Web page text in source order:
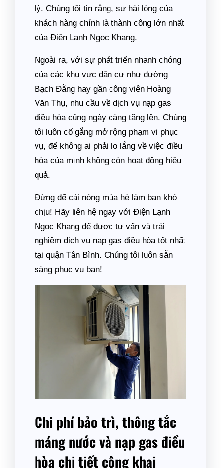
lý. Chúng tôi tin rằng, sự hài lòng của
khách hàng chính là thành công lớn nhất
của Điện Lạnh Ngọc Khang.
Ngoài ra, với sự phát triển nhanh chóng
của các khu vực dân cư như đường
Bạch Đằng hay gần công viên Hoàng
Văn Thụ, nhu cầu về dịch vụ nạp gas
điều hòa cũng ngày càng tăng lên. Chúng
tôi luôn cố gắng mở rộng phạm vi phục
vụ, để không ai phải lo lắng về việc điều
hòa của mình không còn hoạt động hiệu
quả.
Đừng để cái nóng mùa hè làm bạn khó
chịu! Hãy liên hệ ngay với Điện Lạnh
Ngọc Khang để được tư vấn và trải
nghiệm dịch vụ nạp gas điều hòa tốt nhất
tại quận Tân Bình. Chúng tôi luôn sẵn
sàng phục vụ bạn!
Chi phí bảo trì, thông tắc
máng nước và nạp gas điều
hòa chi tiết công khai